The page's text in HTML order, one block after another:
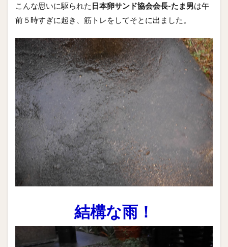
こんな思いに駆られた 日本卵サンド協会会長-たま男は午
前５時すぎに起き、筋トレをしてそとに出ました。
結構な雨！